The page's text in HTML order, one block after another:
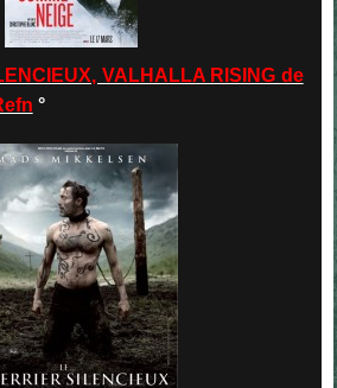
VALHALLA RISING de
°